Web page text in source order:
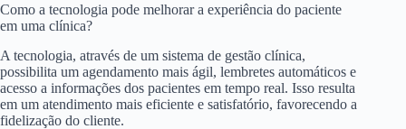
Como a tecnologia pode melhorar a experiência do paciente
em uma clínica?
A tecnologia, através de um sistema de gestão clínica,
possibilita um agendamento mais ágil, lembretes automáticos e
acesso a informações dos pacientes em tempo real. Isso resulta
em um atendimento mais eficiente e satisfatório, favorecendo a
fidelização do cliente.